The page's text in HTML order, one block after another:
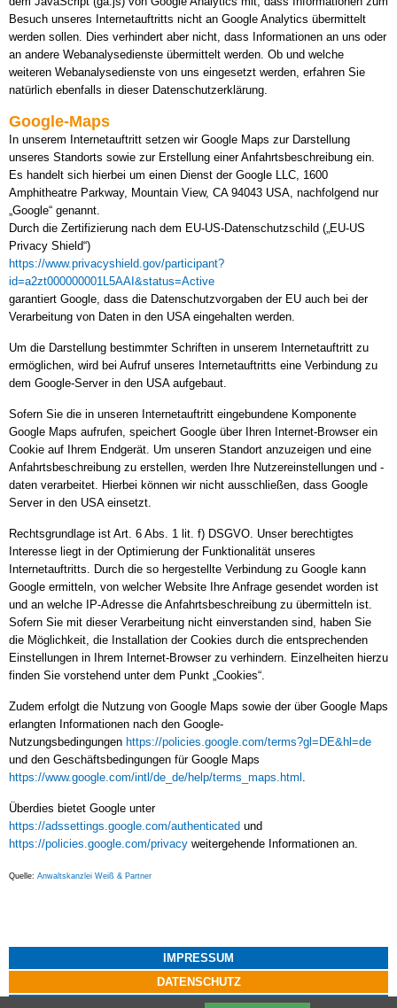
Besuch unseres Internetauftritts nicht an Google Analytics übermittelt
werden sollen. Dies verhindert aber nicht, dass Informationen an uns oder
an andere Webanalysedienste übermittelt werden. Ob und welche
weiteren Webanalysedienste von uns eingesetzt werden, erfahren Sie
natürlich ebenfalls in dieser Datenschutzerklärung.
Google-Maps
In unserem Internetauftritt setzen wir Google Maps zur Darstellung
unseres Standorts sowie zur Erstellung einer Anfahrtsbeschreibung ein.
Es handelt sich hierbei um einen Dienst der Google LLC, 1600
Amphitheatre Parkway, Mountain View, CA 94043 USA, nachfolgend nur
„Google“ genannt.
Durch die Zertifizierung nach dem EU-US-Datenschutzschild („EU-US
Privacy Shield“)
https://www.privacyshield.gov/participant?
id=a2zt000000001L5AAI&status=Active
garantiert Google, dass die Datenschutzvorgaben der EU auch bei der
Verarbeitung von Daten in den USA eingehalten werden.
Um die Darstellung bestimmter Schriften in unserem Internetauftritt zu
ermöglichen, wird bei Aufruf unseres Internetauftritts eine Verbindung zu
dem Google-Server in den USA aufgebaut.
Sofern Sie die in unseren Internetauftritt eingebundene Komponente
Google Maps aufrufen, speichert Google über Ihren Internet-Browser ein
Cookie auf Ihrem Endgerät. Um unseren Standort anzuzeigen und eine
Anfahrtsbeschreibung zu erstellen, werden Ihre Nutzereinstellungen und -
daten verarbeitet. Hierbei können wir nicht ausschließen, dass Google
Server in den USA einsetzt.
Rechtsgrundlage ist Art. 6 Abs. 1 lit. f) DSGVO. Unser berechtigtes
Interesse liegt in der Optimierung der Funktionalität unseres
Internetauftritts. Durch die so hergestellte Verbindung zu Google kann
Google ermitteln, von welcher Website Ihre Anfrage gesendet worden ist
und an welche IP-Adresse die Anfahrtsbeschreibung zu übermitteln ist.
Sofern Sie mit dieser Verarbeitung nicht einverstanden sind, haben Sie
die Möglichkeit, die Installation der Cookies durch die entsprechenden
Einstellungen in Ihrem Internet-Browser zu verhindern. Einzelheiten hierzu
finden Sie vorstehend unter dem Punkt „Cookies“.
Zudem erfolgt die Nutzung von Google Maps sowie der über Google Maps
erlangten Informationen nach den Google-
Nutzungsbedingungen https://policies.google.com/terms?gl=DE&hl=de
und den Geschäftsbedingungen für Google Maps
https://www.google.com/intl/de_de/help/terms_maps.html
Überdies bietet Google unter
https://adssettings.google.com/authenticated und
https://policies.google.com/privacy weitergehende Informationen an.
Quelle: Anwaltskanzlei Weiß & Partner
IMPRESSUM
DATENSCHUTZ